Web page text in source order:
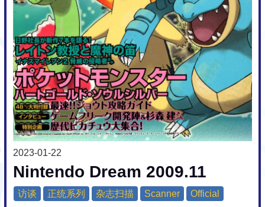
2023-01-22
Nintendo Dream 2009.11
访谈 正统系列 杂志扫描 Scanner Official